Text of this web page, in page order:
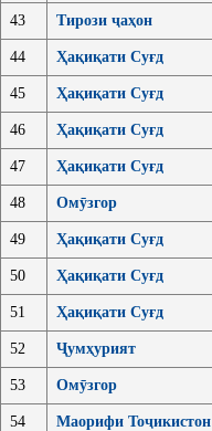
43 Тирози ҷаҳон
44 Ҳақиқати Суғд
45 Ҳақиқати Суғд
46 Ҳақиқати Суғд
47 Ҳақиқати Суғд
48 Омӯзгор
49 Ҳақиқати Суғд
50 Ҳақиқати Суғд
51 Ҳақиқати Суғд
52 Ҷумҳурият
53 Омӯзгор
54 Маорифи Тоҷикистон